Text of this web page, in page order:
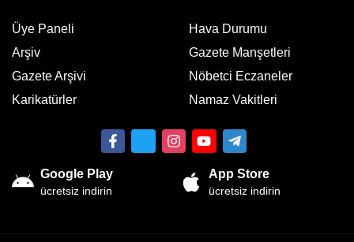
Üye Paneli
Arşiv
Gazete Arşivi
Karikatürler
Hava Durumu
Gazete Manşetleri
Nöbetci Eczaneler
Namaz Vakitleri
Google Play
ücretsiz indirin
App Store
ücretsiz indirin